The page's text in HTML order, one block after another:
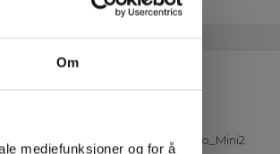
Om
mediefunksjoner og for å